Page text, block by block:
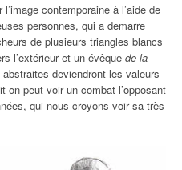
contemporaine à l’aide de
personnes, qui a demarre
de plusieurs triangles blancs
l’extérieur et un évêque de la
abstraites deviendront les valeurs
peut voir un combat l’opposant
qui nous croyons voir sa très